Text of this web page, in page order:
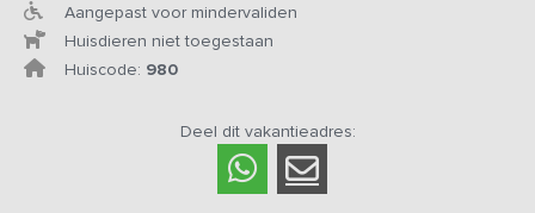
Aangepast voor mindervaliden
Huisdieren niet toegestaan
Huiscode: 980
Deel dit vakantieadres: